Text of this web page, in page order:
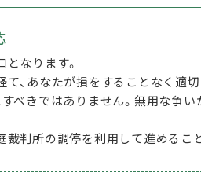
なります。
、あなたが損をすることなく適
べきではありません。無用な争
裁判所の調停を利用して進めるこ